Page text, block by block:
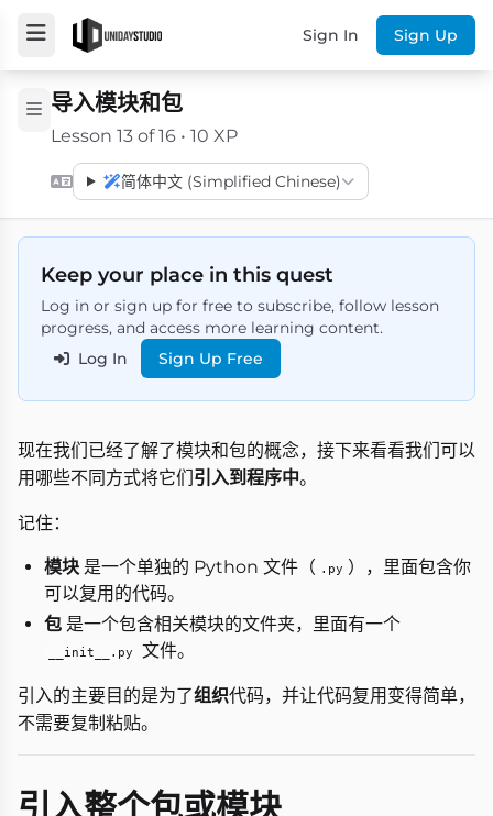
Sign In Sign Up
导入模块和包
Lesson 13 of 16 • 10 XP
简体中文 (Simplified Chinese)
Keep your place in this quest
Log in or sign up for free to subscribe, follow lesson
progress, and access more learning content.
Log In
Sign Up Free
现在我们已经了解了模块和包的概念，接下来看看我们可以
用哪些不同方式将它们引入到程序中。
记住：
模块 是一个单独的 Python 文件（ .py ），里面包含你
可以复用的代码。
包 是一个包含相关模块的文件夹，里面有一个
__init__.py 文件。
引入的主要目的是为了组织代码，并让代码复用变得简单，
不需要复制粘贴。
引入整个包或模块